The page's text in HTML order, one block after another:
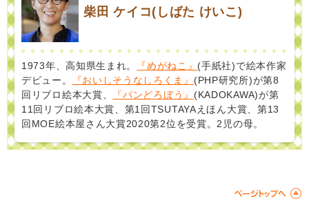
柴田 ケイコ(しばた けいこ)
1973年、高知県生まれ。 『めがねこ』 (手紙社)で絵本作家
デビュー。
『おいしそうなしろくま』 (PHP研究所)が第8
回リブロ絵本大賞、
『パンどろぼう』 (KADOKAWA)が第
11回リブロ絵本大賞、第1回TSUTAYAえほん大賞、第13
回MOE絵本屋さん大賞2020第2位を受賞。2児の母。